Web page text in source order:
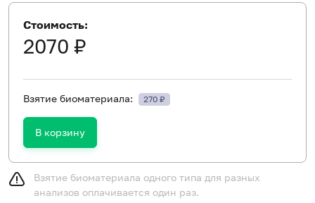
Стоимость:
2070 ₽
Взятие биоматериала: 270 ₽
В корзину
Взятие биоматериала одного типа для разных
анализов оплачивается один раз.